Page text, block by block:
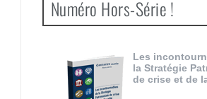
Numéro Hors-Série !
Les
la Stratégie
de crise et de